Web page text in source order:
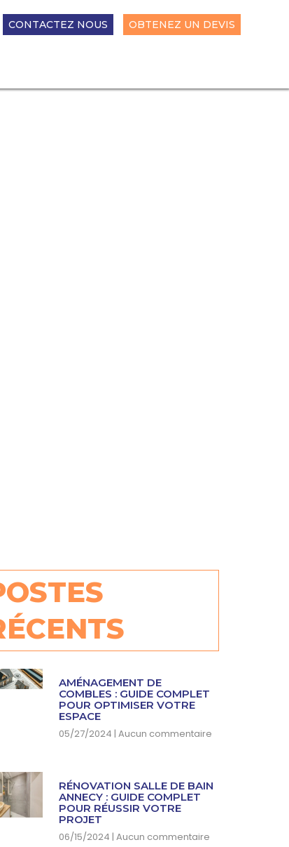
CONTACTEZ NOUS OBTENEZ UN DEVIS
AMÉNAGEMENT DE
COMBLES : GUIDE COMPLET
POUR OPTIMISER VOTRE
ESPACE
05/27/2024 Aucun commentaire
RÉNOVATION SALLE DE BAIN
ANNECY : GUIDE COMPLET
POUR RÉUSSIR VOTRE
PROJET
06/15/2024 Aucun commentaire